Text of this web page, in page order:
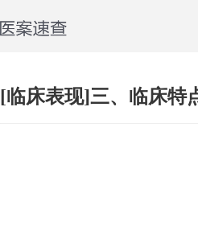
[临床表现]三、临床特